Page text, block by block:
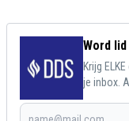
Word
Krijg
je inbox.